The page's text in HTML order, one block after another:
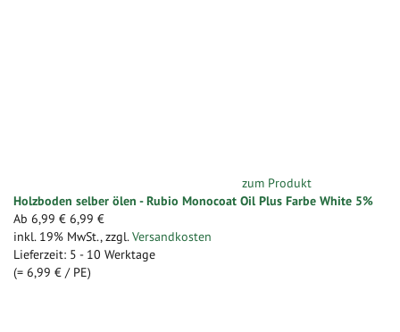
zum Produkt
Holzboden selber ölen - Rubio Monocoat Oil Plus Farbe White 5%
Ab 6,99 € 6,99 €
inkl. 19% MwSt., zzgl. Versandkosten
Lieferzeit: 5 - 10 Werktage
(= 6,99 € / PE)